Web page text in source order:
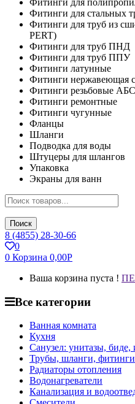
Фитинги для
Фитинги для стальных
Фитинги для труб из
PERT)
Фитинги для труб ПНД
Фитинги для труб ППУ
Фитинги латунные
Фитинги нержавеющая
Фитинги резьбовые
Фитинги ремонтные
Фитинги чугунные
Фланцы
Шланги
Подводка для воды
Штуцеры для шлангов
Упаковка
Экраны для ванн
Поиск
8 (4855) 28-30-66
0
0 Корзина 0,00Р
Ваша корзина пуста !
Все категории
Ванная комната
Кухня
Санузел: унитазы, биде,
Трубы, шланги, фитинги
Радиаторы отопления
Водонагреватели
Канализация и